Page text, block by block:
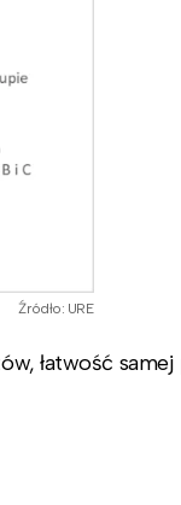
Źródło: URE
łatwość